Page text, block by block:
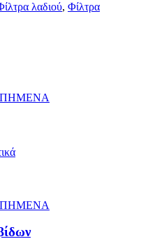
λαδιού, Φίλτρα